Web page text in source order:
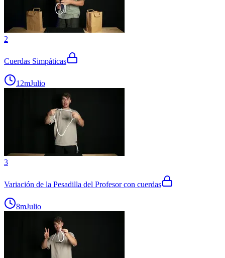
2
Cuerdas Simpáticas
12mJulio
3
Variación de la Pesadilla del Profesor con cuerdas
8mJulio